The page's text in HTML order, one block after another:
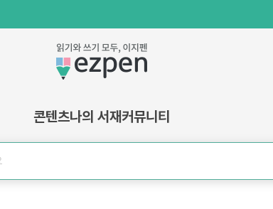
콘텐츠나의 서재커뮤니티